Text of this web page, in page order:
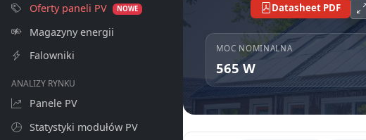
Oferty paneli PV
NOWE
Magazyny energii
Falowniki
ANALIZY RYNKU
Panele PV
Statystyki modułów PV
Datasheet PDF
MOC NOMINALNA
565 W